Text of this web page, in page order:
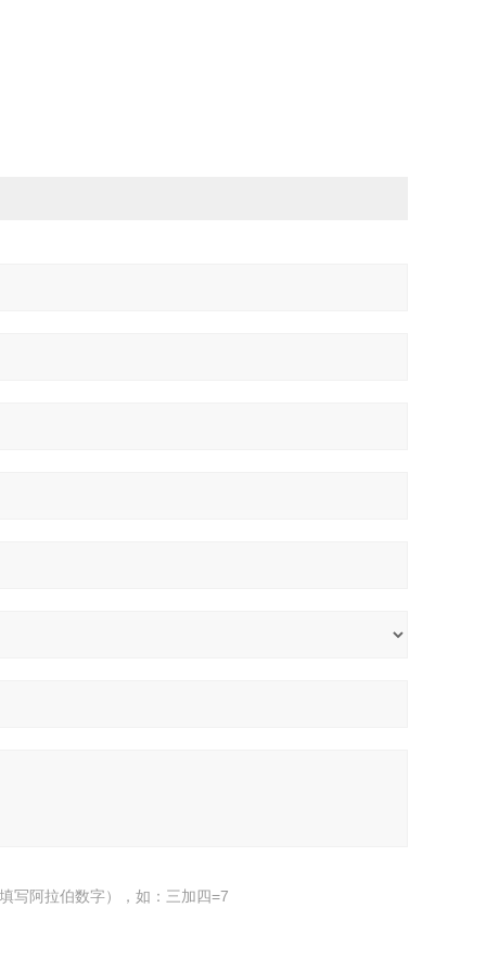
写阿拉伯数字），如：三加四=7